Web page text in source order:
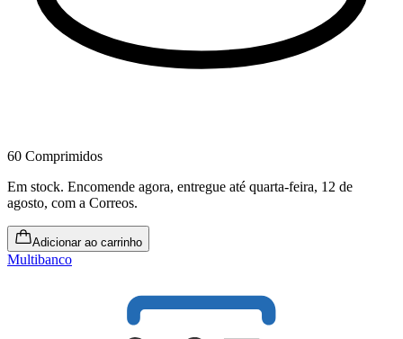
60 Comprimidos
Em stock. Encomende agora, entregue até quarta-feira, 12 de
agosto, com a Correos.
Adicionar ao carrinho
Multibanco